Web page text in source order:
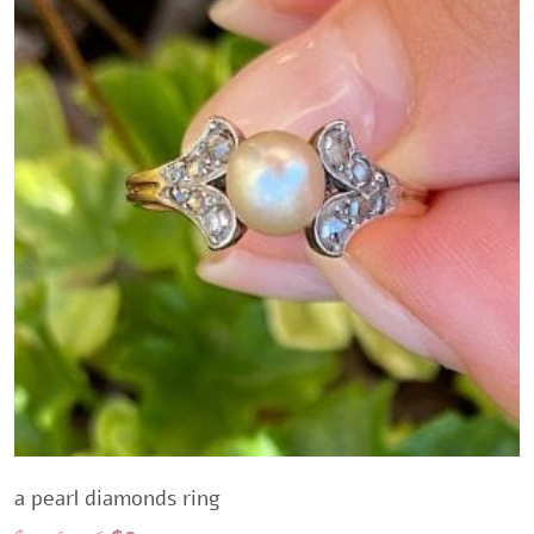
a pearl diamonds ring